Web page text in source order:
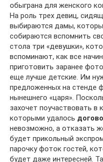
обыграна для женского
На роль трех девиц,
выбираются дамы,
собираются вспомнить
стола три «девушки»,
вспоминают, как все
приготовить заранее
еще лучше детские. Им
предложенных на стенде
нынешнего «царя».
захочет поучаствовать в
которыми удалось
невозможно, а отказать
будет прикольный
парочку фоток гостей,
будет даже интересней.